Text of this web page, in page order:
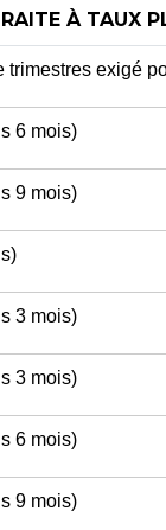
À TAUX
trimestres exigé
6 mois)
9 mois)
3 mois)
3 mois)
6 mois)
9 mois)